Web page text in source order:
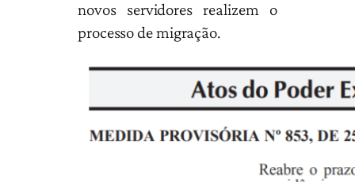
novos servidores realizem o
processo de migração.